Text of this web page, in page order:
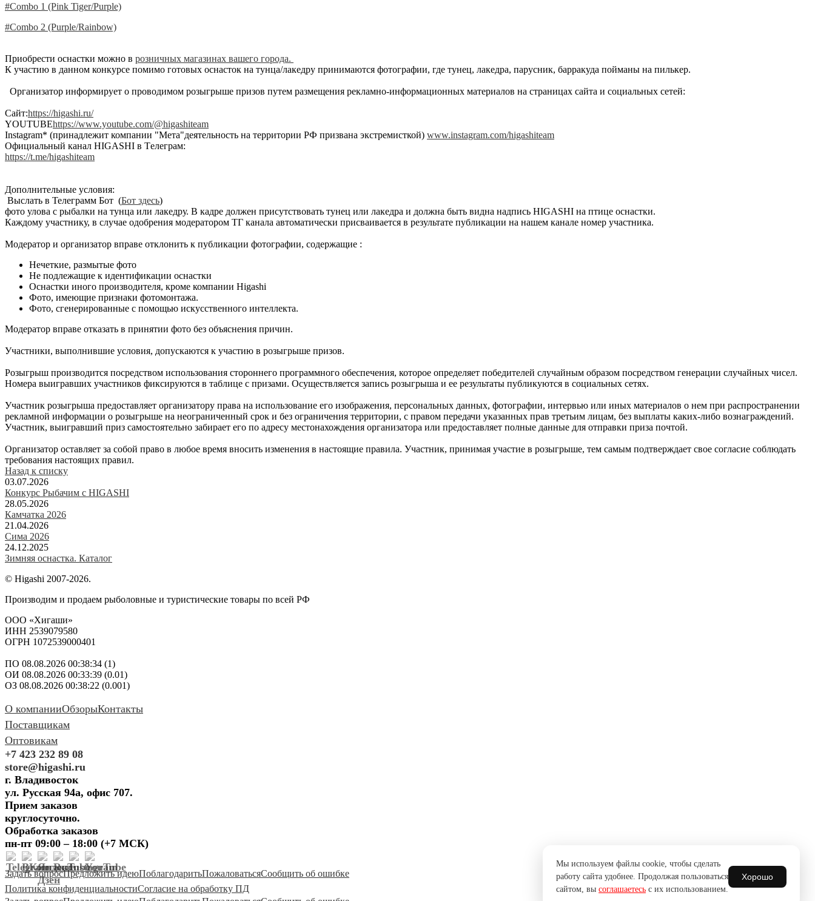
#Combo 1 (Pink Tiger/Purple)
#Combo 2 (Purple/Rainbow)
Приобрести оснастки можно в розничных магазинах вашего города.
К участию в данном конкурсе помимо готовых оснасток на тунца/лакедру принимаются фотографии, где тунец, лакедра, парусник, барракуда пойманы на пилькер.
Организатор информирует о проводимом розыгрыше призов путем размещения рекламно-информационных материалов на страницах сайта и социальных сетей:
Сайт:https://higashi.ru/
YOUTUBEhttps://www.youtube.com/@higashiteam
Instagram* (принадлежит компании "Мета"деятельность на территории РФ призвана экстремисткой) www.instagram.com/higashiteam
Официальный канал HIGASHI в Tелеграм:
https://t.me/higashiteam
Дополнительные условия:
Выслать в Телеграмм Бот (Бот здесь)
фото улова с рыбалки на тунца или лакедру. В кадре должен присутствовать тунец или лакедра и должна быть видна надпись HIGASHI на птице оснастки.
Каждому участнику, в случае одобрения модератором ТГ канала автоматически присваивается в результате публикации на нашем канале номер участника.
Модератор и организатор вправе отклонить к публикации фотографии, содержащие :
Нечеткие, размытые фото
Не подлежащие к идентификации оснастки
Оснастки иного производителя, кроме компании Higashi
Фото, имеющие признаки фотомонтажа.
Фото, сгенерированные с помощью искусственного интеллекта.
Модератор вправе отказать в принятии фото без объяснения причин.
Участники, выполнившие условия, допускаются к участию в розыгрыше призов.
Розыгрыш производится посредством использования стороннего программного обеспечения, которое определяет победителей случайным образом посредством генерации случайных чисел.
Номера выигравших участников фиксируются в таблице с призами. Осуществляется запись розыгрыша и ее результаты публикуются в социальных сетях.
Участник розыгрыша предоставляет организатору права на использование его изображения, персональных данных, фотографии, интервью или иных материалов о нем при распространении
рекламной информации о розыгрыше на неограниченный срок и без ограничения территории, с правом передачи указанных прав третьим лицам, без выплаты каких-либо вознаграждений.
Участник, выигравший приз самостоятельно забирает его по адресу местонахождения организатора или предоставляет полные данные для отправки приза почтой.
Организатор оставляет за собой право в любое время вносить изменения в настоящие правила. Участник, принимая участие в розыгрыше, тем самым подтверждает свое согласие соблюдать
требования настоящих правил.
Назад к списку
03.07.2026
Конкурс Рыбачим с HIGASHI
28.05.2026
Камчатка 2026
21.04.2026
Сима 2026
24.12.2025
Зимняя оснастка. Каталог
© Higashi 2007-2026.
Производим и продаем рыболовные и туристические товары по всей РФ
ООО «Хигаши»
ИНН 2539079580
ОГРН 1072539000401
ПО 08.08.2026 00:38:34 (1)
ОИ 08.08.2026 00:33:39 (0.01)
ОЗ 08.08.2026 00:38:22 (0.001)
О компанииОбзорыКонтакты
Поставщикам
Оптовикам
+7 423 232 89 08
store@higashi.ru
г. Владивосток
ул. Русская 94а, офис 707.
Прием заказов
круглосуточно.
Обработка заказов
пн-пт 09:00 – 18:00 (+7 МСК)
Задать вопросПредложить идеюПоблагодаритьПожаловатьсяСообщить об ошибке
Политика конфиденциальностиСогласие на обработку ПД
Мы используем файлы cookie, чтобы сделать
работу сайта удобнее. Продолжая пользоваться
сайтом, вы соглашаетесь с их использованием.
Хорошо